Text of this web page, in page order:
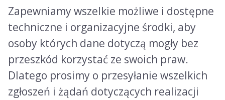
Zapewniamy wszelkie możliwe i dostępne
techniczne i organizacyjne środki, aby
osoby których dane dotyczą mogły bez
przeszkód korzystać ze swoich praw.
Dlatego prosimy o przesyłanie wszelkich
zgłoszeń i żądań dotyczących realizacji